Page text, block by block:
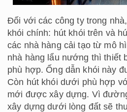
Đối với các công ty trong
khói chính: hút khói trên và
các nhà hàng cải tạo từ mô
nhà hàng lẩu nướng thì thiết
phù hợp. Ống dẫn khói này
Còn hút khói dưới phù hợp
mới được xây dựng. Vì
xây dựng dưới lòng đất sẽ